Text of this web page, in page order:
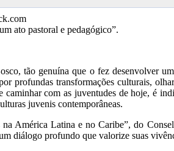
ato pastoral e pedagógico”.
tão genuína que o fez desenvolver
profundas transformações culturais,
com as juventudes de hoje, é
juvenis contemporâneas.
América Latina e no Caribe”, do
diálogo profundo que valorize suas